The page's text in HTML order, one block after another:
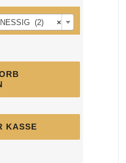
×
(2)
KASSE